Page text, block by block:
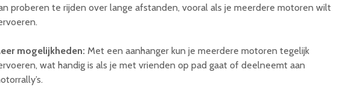
proberen te rijden over lange afstanden, vooral als je meerdere motoren wilt
mogelijkheden: Met een aanhanger kun je meerdere motoren tegelijk
wat handig is als je met vrienden op pad gaat of deelneemt aan